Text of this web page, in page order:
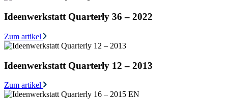
Ideenwerkstatt Quarterly 36 – 2022
Zum artikel
Ideenwerkstatt Quarterly 12 – 2013
Zum artikel